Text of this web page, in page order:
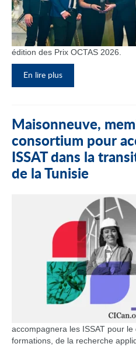
édition des Prix OCTAS 2026.
En lire plus
Maisonneuve,
consortium pour
ISSAT dans la
de la Tunisie
accompagnera les ISSAT pour
formations, de la recherche